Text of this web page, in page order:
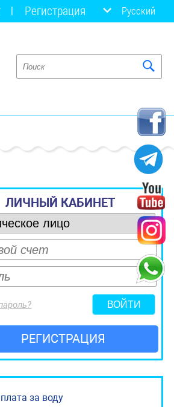
Регистрация Русский
ЛИЧНЫЙ КАБИНЕТ
РЕГИСТРАЦИЯ
за воду